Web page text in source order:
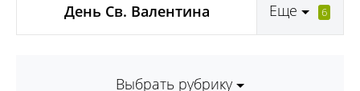
День Св. Валентина Еще 6
Выбрать рубрику